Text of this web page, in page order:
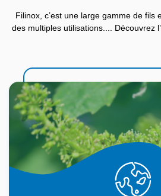
Filinox, c’est une large gamme de fils
des multiples utilisations.... Découvrez